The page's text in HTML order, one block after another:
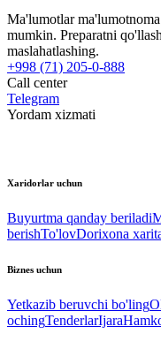
Ma'lumotlar
mumkin. Preparatni
maslahatlashing.
+998 (71) 205-0-888
Call center
Telegram
Yordam xizmati
Xaridorlar uchun
Buyurtma qanday beriladi
berishTo'lovDorixona
Biznes uchun
Yetkazib beruvchi bo'ling
ochingTenderlarIjara